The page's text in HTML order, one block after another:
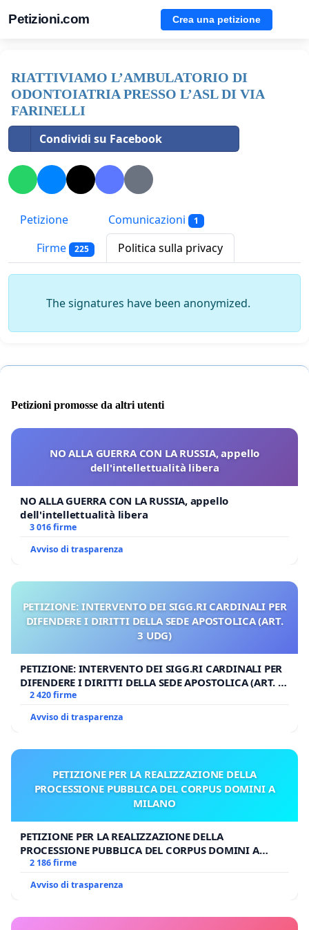
Petizioni.com Crea una petizione
RIATTIVIAMO L’AMBULATORIO DI
ODONTOIATRIA PRESSO L’ASL DI VIA
FARINELLI
Condividi su Facebook
Petizione Comunicazioni 1
Firme 225 Politica sulla privacy
The signatures have been anonymized.
Petizioni promosse da altri utenti
NO ALLA GUERRA CON LA RUSSIA, appello
dell'intellettualità libera
NO ALLA GUERRA CON LA RUSSIA, appello
dell'intellettualità libera
3 016 firme
Avviso di trasparenza
PETIZIONE: INTERVENTO DEI SIGG.RI CARDINALI PER
DIFENDERE I DIRITTI DELLA SEDE APOSTOLICA (ART.
3 UDG)
PETIZIONE: INTERVENTO DEI SIGG.RI CARDINALI PER
DIFENDERE I DIRITTI DELLA SEDE APOSTOLICA (ART. 3
UDG)
2 420 firme
Avviso di trasparenza
PETIZIONE PER LA REALIZZAZIONE DELLA
PROCESSIONE PUBBLICA DEL CORPUS DOMINI A
MILANO
PETIZIONE PER LA REALIZZAZIONE DELLA
PROCESSIONE PUBBLICA DEL CORPUS DOMINI A
MILANO
2 186 firme
Avviso di trasparenza